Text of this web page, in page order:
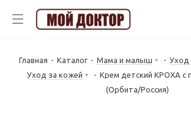
Главная - Каталог - Мама и малыш - Уход
Уход за кожей
- Крем детский КРОХА с
(Орбита/Россия)